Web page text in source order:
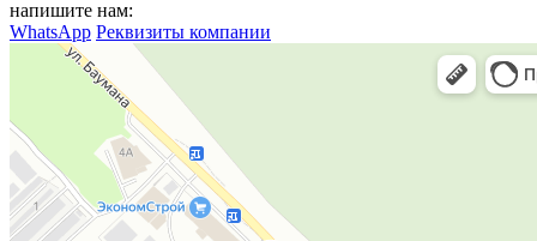
напишите нам:
WhatsApp Реквизиты компании